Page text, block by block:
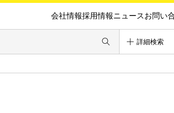
会社情報採用情報ニュースお問い
詳細検索